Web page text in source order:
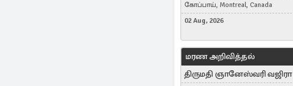
கோப்பாய், Montreal, Canada
02 Aug, 2026
மரண அறிவித்தல்
திருமதி ஞானேஸ்வரி வஜிரா